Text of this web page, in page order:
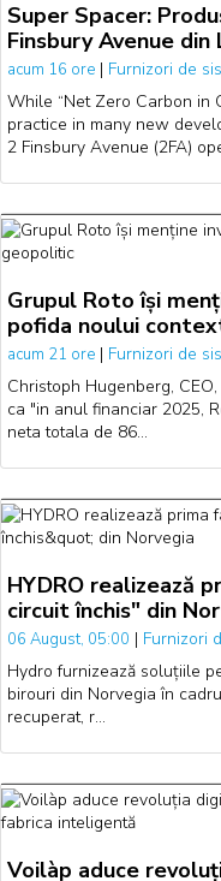
Super Spacer:
Finsbury Avenue
acum 16 ore | Furnizori de
While “Net Zero Carbon in
practice in many new
2 Finsbury Avenue (2FA)
Grupul Roto își
pofida noului
acum 21 ore | Furnizori de
Christoph Hugenberg,
ca "in anul financiar 2025,
neta totala de 86…
HYDRO realizează
circuit închis" din
06 August, 05:00 | Furnizori
Hydro furnizează soluțiile
birouri din Norvegia în
recuperat, r…
Voilàp aduce